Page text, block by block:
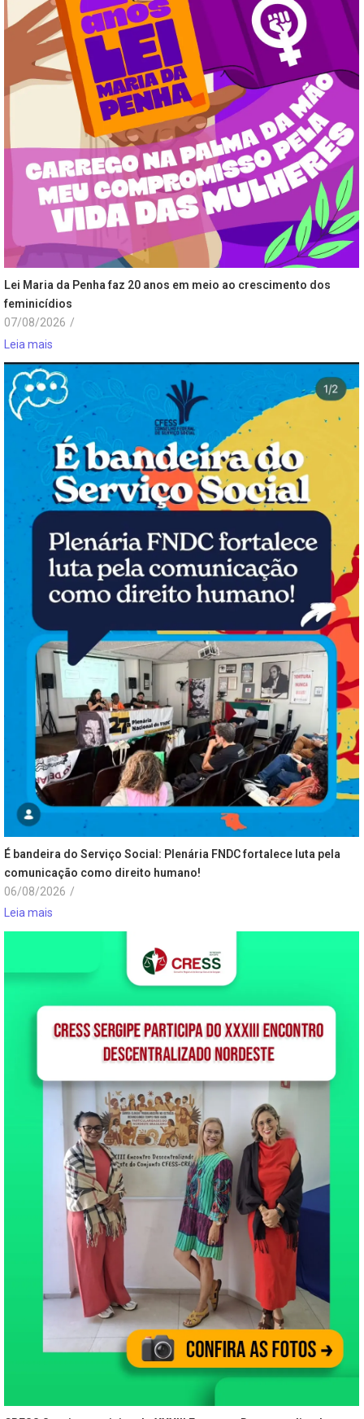
Lei Maria da Penha faz 20 anos em meio ao crescimento dos
feminicídios
07/08/2026 /
Leia mais
É bandeira do Serviço Social: Plenária FNDC fortalece luta pela
comunicação como direito humano!
06/08/2026 /
Leia mais